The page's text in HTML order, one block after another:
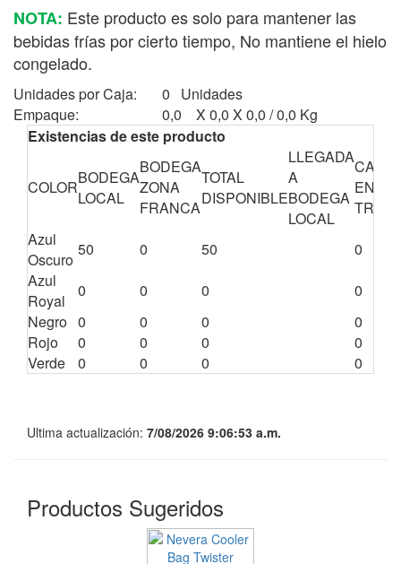
NOTA: Este producto es solo para mantener las
bebidas frías por cierto tiempo, No mantiene el hielo
congelado.
Unidades por Caja:
0 Unidades
Empaque:
0,0 X 0,0 X 0,0 / 0,0 Kg
Existencias de este producto
COLORBODEGA
LOCAL
BODEGA
ZONA
FRANCA
TOTAL
DISPONIBLE
LLEGADA
A
BODEGA
LOCAL
EN
Azul
Oscuro
50 0 50
0
Azul
Royal
0 0 0
0
Negro 0 0 0
0
Rojo
0 0 0
0
Verde
0 0 0 0
Ultima actualización: 7/08/2026 9:06:53 a.m.
Productos Sugeridos